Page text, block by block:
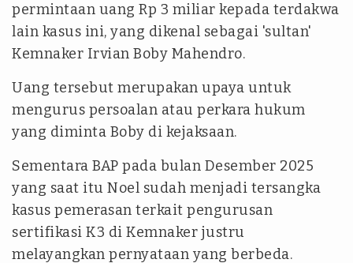
permintaan uang Rp 3 miliar kepada terdakwa
lain kasus ini, yang dikenal sebagai 'sultan'
Kemnaker Irvian Boby Mahendro.
Uang tersebut merupakan upaya untuk
mengurus persoalan atau perkara hukum
yang diminta Boby di kejaksaan.
Sementara BAP pada bulan Desember 2025
yang saat itu Noel sudah menjadi tersangka
kasus pemerasan terkait pengurusan
sertifikasi K3 di Kemnaker justru
melayangkan pernyataan yang berbeda.